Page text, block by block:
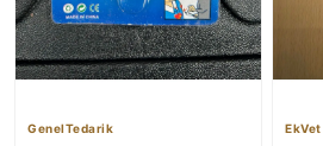
GenelTedarik EkVet